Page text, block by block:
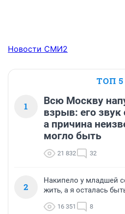
Новости СМИ2
ТОП 5
1
Всю Москву
взрыв: его
а причина
могло быть
21 832 32
2
Накипело у младшей
жить, а я осталась
16 351 8